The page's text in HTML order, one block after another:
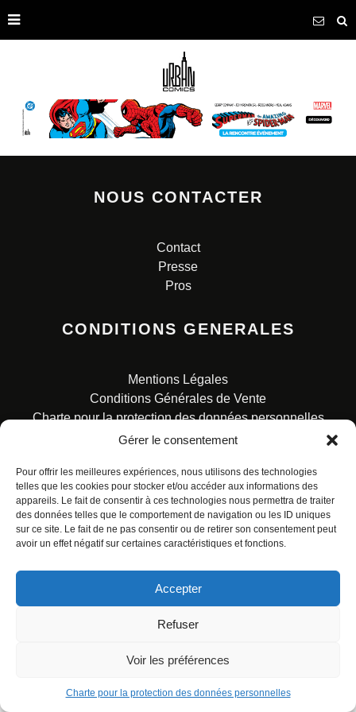
Gérer le consentement
Pour offrir les meilleures expériences, nous utilisons des technologies
telles que les cookies pour stocker et/ou accéder aux informations des
appareils. Le fait de consentir à ces technologies nous permettra de traiter
des données telles que le comportement de navigation ou les ID uniques
sur ce site. Le fait de ne pas consentir ou de retirer son consentement peut
avoir un effet négatif sur certaines caractéristiques et fonctions.
Accepter
Refuser
Voir les préférences
Charte pour la protection des données personnelles
NOUS CONTACTER
Contact
Presse
Pros
CONDITIONS GENERALES
Mentions Légales
Conditions Générales de Vente
Charte pour la protection des données personnelles
© ALL RIGHTS RESERVED. URBAN COMICS POUR LES
ÉDITIONS FRANÇAISES.